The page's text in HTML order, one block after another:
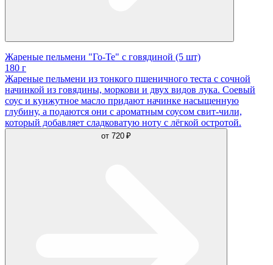
Жареные пельмени "Го-Те" с говядиной (5 шт)
180 г
Жареные пельмени из тонкого пшеничного теста с сочной
начинкой из говядины, моркови и двух видов лука. Соевый
соус и кунжутное масло придают начинке насыщенную
глубину, а подаются они с ароматным соусом свит-чили,
который добавляет сладковатую ноту с лёгкой остротой.
от 720 ₽